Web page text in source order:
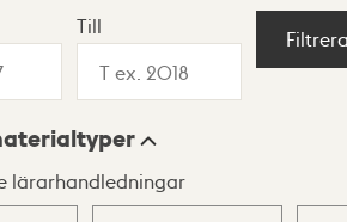
Karta
Till
lärarhandledningar